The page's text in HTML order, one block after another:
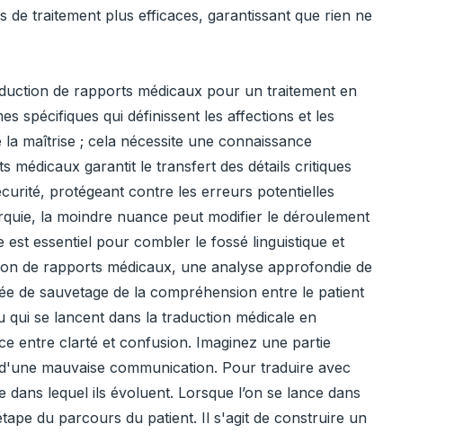
traitement plus efficaces, garantissant que rien ne
de rapports médicaux pour un traitement en
spécifiques qui définissent les affections et les
maîtrise ; cela nécessite une connaissance
médicaux garantit le transfert des détails critiques
protégeant contre les erreurs potentielles
la moindre nuance peut modifier le déroulement
essentiel pour combler le fossé linguistique et
de rapports médicaux, une analyse approfondie de
de sauvetage de la compréhension entre le patient
se lancent dans la traduction médicale en
entre clarté et confusion. Imaginez une partie
mauvaise communication. Pour traduire avec
lequel ils évoluent. Lorsque l’on se lance dans
du parcours du patient. Il s'agit de construire un